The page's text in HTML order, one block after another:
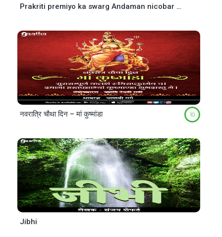
Prakriti premiyo ka swarg Andaman nicobar dweep samooh ( प्रकृति प्रेमियों का स्वर्ग अंडमान-निकोबार द्वीप समूह)
नवरात्रि चौथा दिन – मां कुष्मांडा 10
Jibhi